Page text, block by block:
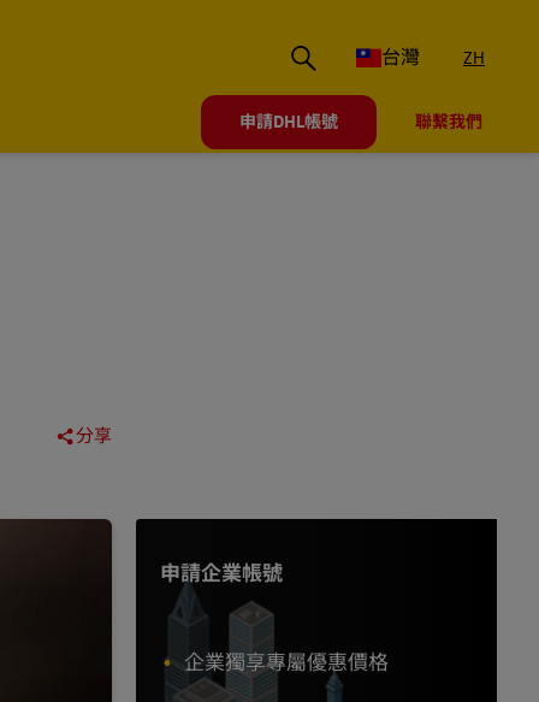
台灣 ZH
申請DHL帳號 聯繫我們
分享
申請企業帳號
企業獨享專屬優惠價格